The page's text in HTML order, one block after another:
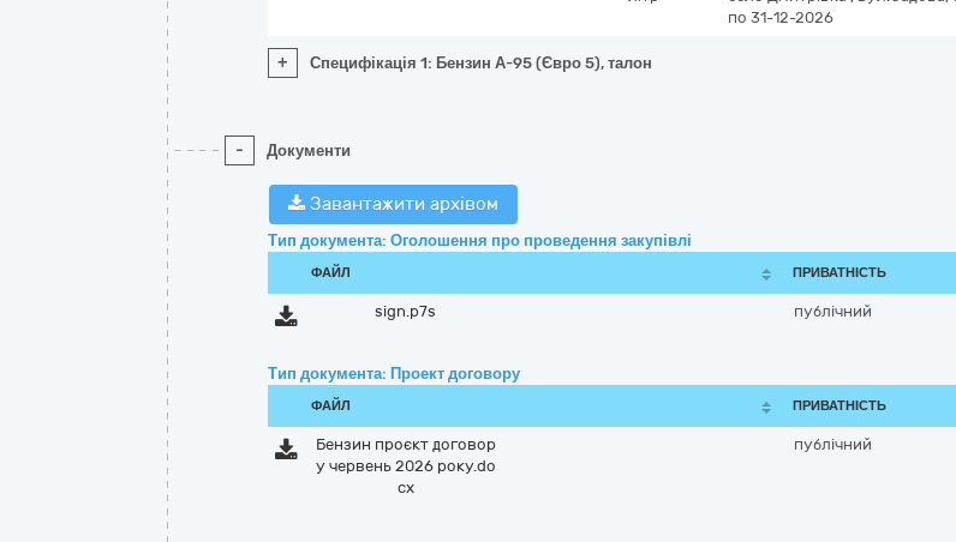
по 31-12-2026
+ Специфікація 1: Бензин А-95 (Євро 5), талон
- Документи
Завантажити архівом
Тип документа: Оголошення про проведення закупівлі
ФАЙЛ ПРИВАТНІСТЬ
sign.p7s публічний
Тип документа: Проект договору
ФАЙЛ ПРИВАТНІСТЬ
Бензин проєкт договор
у червень 2026 року.do
cx
публічний